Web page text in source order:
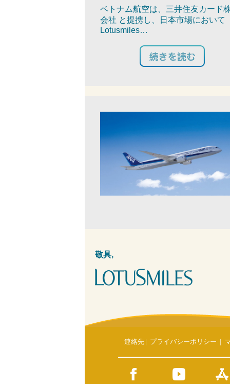
ベトナム航空は、三井住友カード
会社 と提携し、日本市場において
Lotusmiles…
敬具,
連絡先 | プライバシーポリシー |